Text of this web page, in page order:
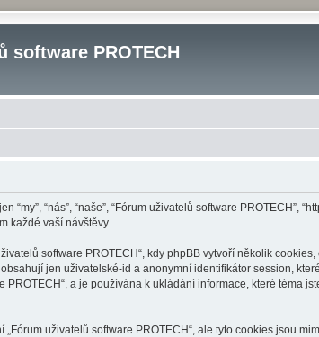
software PROTECH
“nás”, “naše”, “Fórum uživatelů software PROTECH”,
každé vaší návštěvy.
software PROTECH“, kdy phpBB vytvoří několik
jen uživatelské-id a anonymní identifikátor session,
a je používána k ukládání informace, které téma
uživatelů software PROTECH“, ale tyto cookies jsou